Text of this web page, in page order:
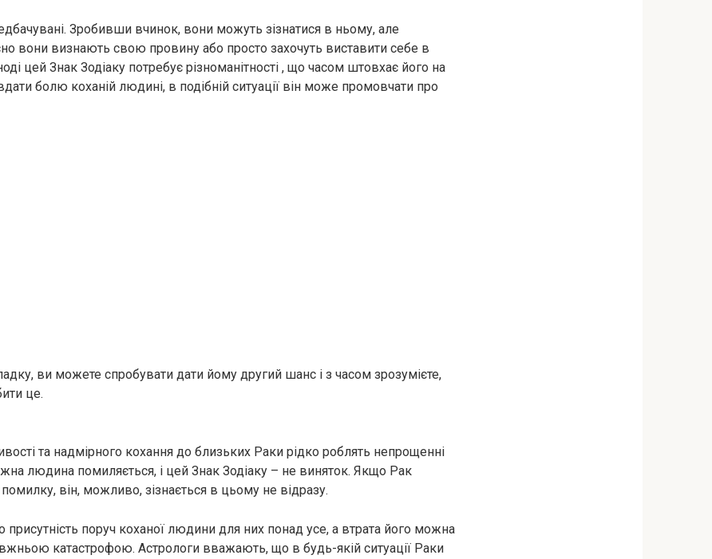
Зробивши вчинок, вони можуть зізнатися в ньому, але
вони визнають свою провину або просто захочуть виставити себе в
цей Знак Зодіаку потребує різноманітності , що часом штовхає його на
бoлю коханій людині, в подібній ситуації він може промовчати про
ви можете спробувати дати йому другий шанс і з часом зрозумієте,
це.
та надмірного кохання до близьких Раки рідко роблять непрощенні
людина помиляється, і цей Знак Зодіаку – не виняток. Якщо Рак
він, можливо, зізнається в цьому не відразу.
поруч коханої людини для них понад усе, а втрата його можна
кaтaстрoфою. Астрологи вважають, що в будь-якій ситуації Раки